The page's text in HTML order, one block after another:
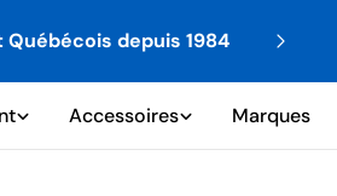
Québécois depuis 1984
Accessoires Marques